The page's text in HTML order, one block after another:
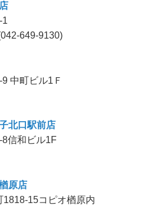
1
649-9130)
中町ビル1Ｆ
北口駅前店
信和ビル1F
原店
15コピオ楢原内